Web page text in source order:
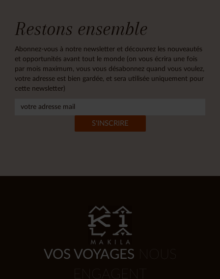
Restons ensemble
Abonnez-vous à notre newsletter et découvrez les nouveautés
et opportunités avant tout le monde (on vous écrira une fois
par mois maximum, vous vous désabonnez quand vous voulez,
votre adresse est bien gardée, et sera utilisée uniquement pour
cette newsletter)
VOS VOYAGES NOUS
ENGAGENT